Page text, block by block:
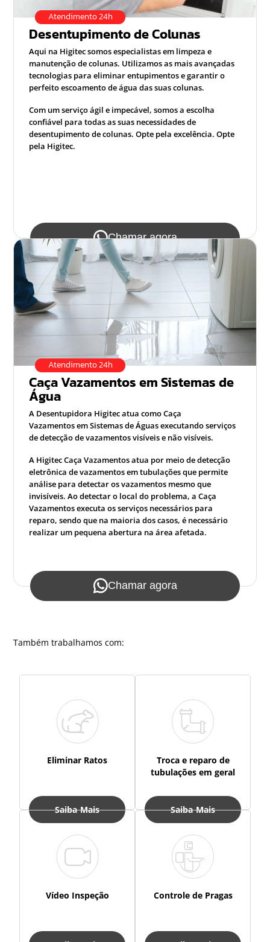
Atendimento 24h
Desentupimento de Colunas
Aqui na Higitec somos especialistas em limpeza e
manutenção de colunas. Utilizamos as mais avançadas
tecnologias para eliminar entupimentos e garantir o
perfeito escoamento de água das suas colunas.
Com um serviço ágil e impecável, somos a escolha
confiável para todas as suas necessidades de
desentupimento de colunas. Opte pela excelência. Opte
pela Higitec.
Chamar agora
Atendimento 24h
Caça Vazamentos em Sistemas de
Água
A Desentupidora Higitec atua como Caça
Vazamentos em Sistemas de Águas executando serviços
de detecção de vazamentos visíveis e não visíveis.
A Higitec Caça Vazamentos atua por meio de detecção
eletrônica de vazamentos em tubulações que permite
análise para detectar os vazamentos mesmo que
invisíveis. Ao detectar o local do problema, a Caça
Vazamentos executa os serviços necessários para
reparo, sendo que na maioria dos casos, é necessário
realizar um pequena abertura na área afetada.
Chamar agora
Também trabalhamos com:
Eliminar Ratos
Saiba Mais
Troca e reparo de
tubulações em geral
Saiba Mais
Vídeo Inspeção Controle de Pragas